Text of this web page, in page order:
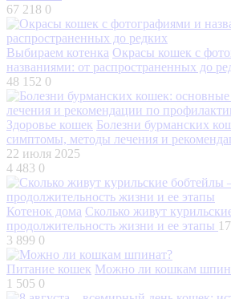
67 218 0
Выбираем котенка Окрасы кошек с
названиями: от распространенных до
48 152 0
Здоровье кошек Болезни бурманских
симптомы, методы лечения и
22 июля 2025
4 483 0
Котенок дома Сколько живут
продолжительность жизни и ее этапы
3 899 0
Питание кошек Можно ли кошкам
1 505 0